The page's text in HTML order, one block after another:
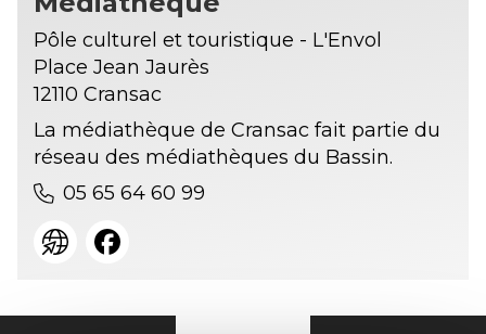
Pôle culturel et touristique - L'Envol
Place Jean Jaurès
12110 Cransac
La médiathèque de Cransac fait partie du
réseau des médiathèques du Bassin.
05 65 64 60 99